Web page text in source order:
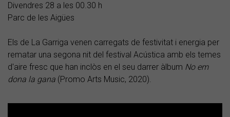
Divendres 28 a les 00.30 h
Parc de les Aigües
Els de La Garriga venen carregats de festivitat i energia per
rematar una segona nit del festival Acústica amb els temes
d'aire fresc que han inclòs en el seu darrer àlbum No em
dona la gana (Promo Arts Music, 2020).